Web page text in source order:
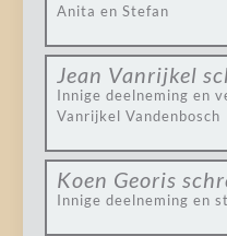
Anita en Stefan
Jean Vanrijkel
Innige deelneming en
Vanrijkel Vandenbosch
Koen Georis
Innige deelneming en